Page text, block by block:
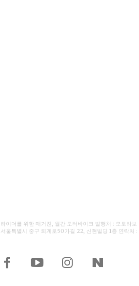
라이더를 위한 매거진, 월간 모터바이크 발행처 : 모토라
서울특별시 중구 퇴계로50가길 22, 신현빌딩 1층 연락